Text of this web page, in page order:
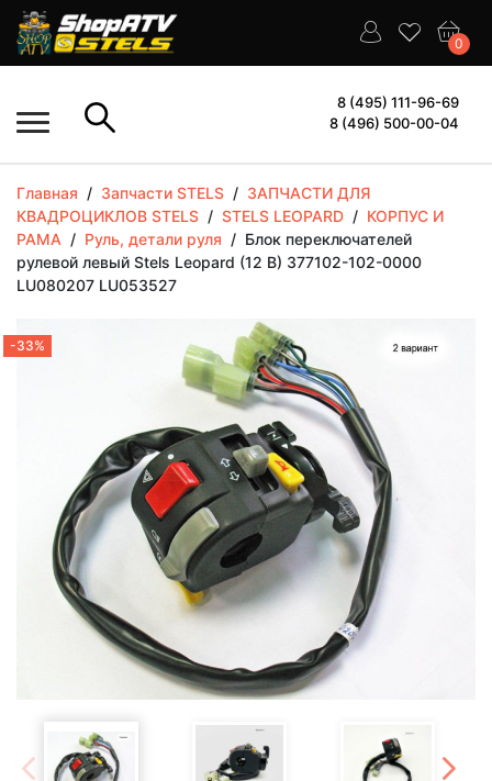
0
8 (495) 111-96-69
8 (496) 500-00-04
Главная / Запчасти STELS / ЗАПЧАСТИ ДЛЯ
КВАДРОЦИКЛОВ STELS / STELS LEOPARD / КОРПУС И
РАМА / Руль, детали руля / Блок переключателей
рулевой левый Stels Leopard (12 В) 377102-102-0000
LU080207 LU053527
-33%